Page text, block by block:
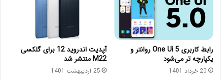
رابط کاربری One Ui 5 روانتر و
یکپارچه تر می‌شود
20 خرداد 1401
آپدیت اندروید 12 برای گلکسی
M22 منتشر شد
25 اردیبهشت 1401